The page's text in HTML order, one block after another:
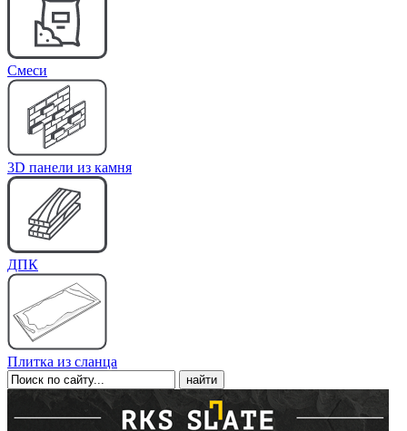
Cмеси
3D панели из камня
ДПК
Плитка из сланца